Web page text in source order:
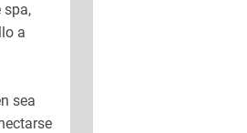
spa,
a
sea